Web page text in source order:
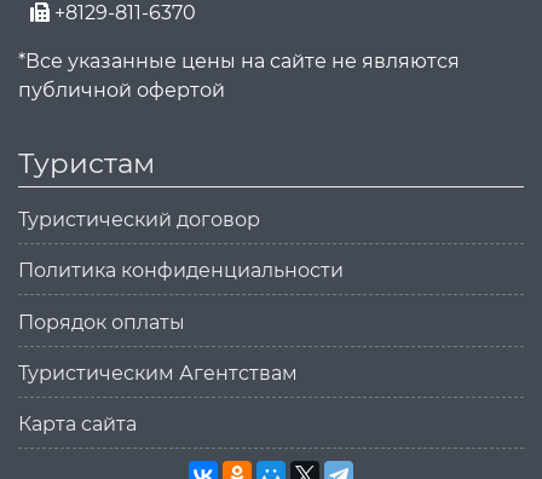
+8129-811-6370
*Все указанные цены на сайте не являются
публичной офертой
Туристам
Туристический договор
Политика конфиденциальности
Порядок оплаты
Туристическим Агентствам
Карта сайта